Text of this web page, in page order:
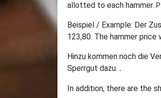
allotted to each hammer.
Beispiel / Example: Der
123,80. The hammer price
Hinzu kommen noch die
Sperrgut dazu. .
In addition, there are the